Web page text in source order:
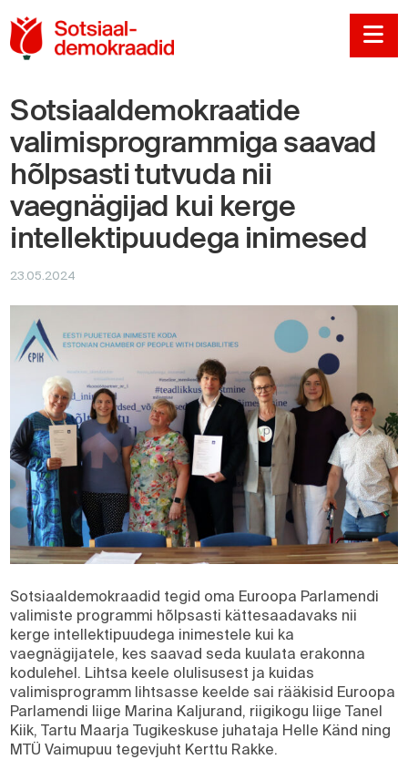
Sotsiaaldemokraatide
valimisprogrammiga saavad
hõlpsasti tutvuda nii
vaegnägijad kui kerge
intellektipuudega inimesed
23.05.2024
Sotsiaaldemokraadid tegid oma Euroopa Parlamendi
valimiste programmi hõlpsasti kättesaadavaks nii
kerge intellektipuudega inimestele kui ka
vaegnägijatele, kes saavad seda kuulata erakonna
kodulehel. Lihtsa keele olulisusest ja kuidas
valimisprogramm lihtsasse keelde sai rääkisid Euroopa
Parlamendi liige Marina Kaljurand, riigikogu liige Tanel
Kiik, Tartu Maarja Tugikeskuse juhataja Helle Känd ning
MTÜ Vaimupuu tegevjuht Kerttu Rakke.